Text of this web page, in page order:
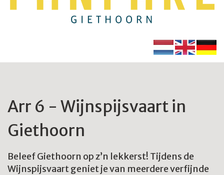
Arr 6 - Wijnspijsvaart in
Giethoorn
Beleef Giethoorn op z’n lekkerst! Tijdens de
Wijnspijsvaart geniet je van meerdere verfijnde